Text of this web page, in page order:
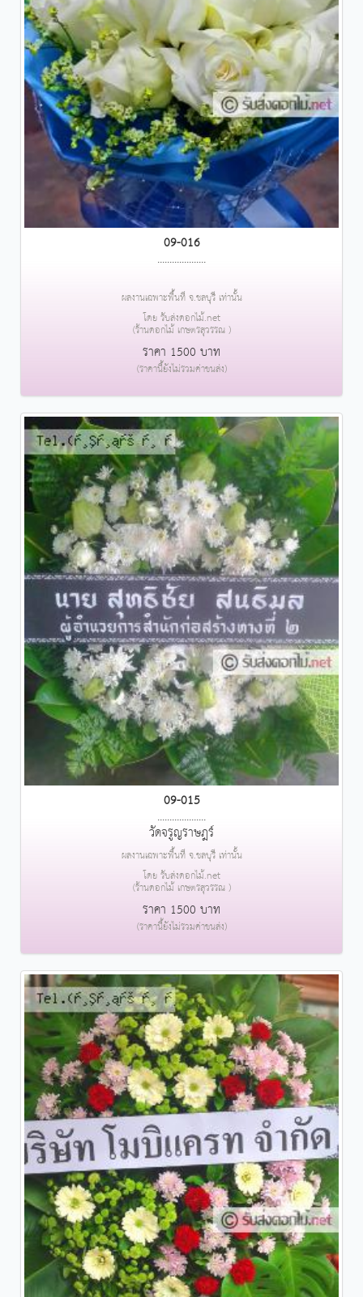
09-016
....................
ผลงานเฉพาะพื้นที่ จ.ชลบุรี เท่านั้น
โดย รับส่งดอกไม้.net
(ร้านดอกไม้ เกษตรสุวรรณ )
ราคา 1500 บาท
(ราคานี้ยังไม่รวมค่าขนส่ง)
09-015
....................
วัดจรูญราษฎร์
ผลงานเฉพาะพื้นที่ จ.ชลบุรี เท่านั้น
โดย รับส่งดอกไม้.net
(ร้านดอกไม้ เกษตรสุวรรณ )
ราคา 1500 บาท
(ราคานี้ยังไม่รวมค่าขนส่ง)